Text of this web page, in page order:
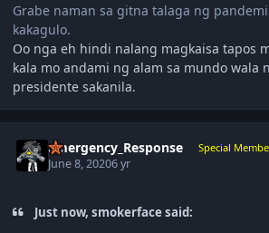
Grabe naman sa gitna talaga ng
kakagulo.
Oo nga eh hindi nalang magkaisa tapos
kala mo andami ng alam sa mundo wala
presidente sakanila.
Emergency_Response Special
June 8, 20206 yr
Just now, smokerface said: